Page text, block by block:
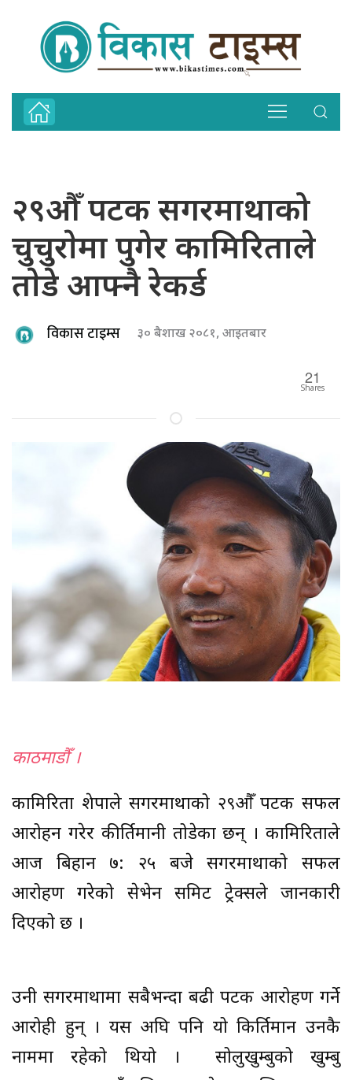
२९औँ पटक सगरमाथाको
चुचुराेमा पुगेर कामिरिताले
ताेडे आफ्नै रेकर्ड
विकास टाइम्स ३० बैशाख २०८१, आइतबार
21
Shares
काठमाडौँ ।
कामिरिता शेर्पाले सगरमाथाको २९औँ पटक सफल
आरोहन गरेर कीर्तिमानी तोडेका छन् । कामिरिताले
आज बिहान ७: २५ बजे सगरमाथाको सफल
आरोहण गरेको सेभेन समिट ट्रेक्सले जानकारी
दिएको छ ।
उनी सगरमाथामा सबैभन्दा बढी पटक आरोहण गर्ने
आरोही हुन् । यस अघि पनि यो किर्तिमान उनकै
नाममा रहेको थियो । सोलुखुम्बुको खुम्बु